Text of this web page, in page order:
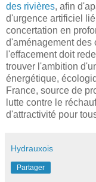
des rivières, afin
d'urgence artificiel
concertation en
d'aménagement des
l'effacement doit
trouver l'ambition
énergétique,
France, source de
lutte contre le
d'attractivité pour
Hydrauxois
Partager